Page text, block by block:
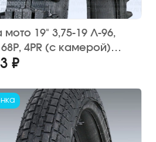
19" 3,75-19 Л-96,
4PR (с камерой)
Урал, Днепр,
₽